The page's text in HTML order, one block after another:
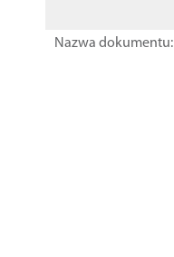
Nazwa dokumentu: